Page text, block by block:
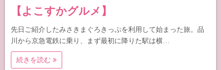
【よこすかグルメ】
先日ご紹介したみさきまぐろきっぷを利用して始まった旅。品
川から京急電鉄に乗り、まず最初に降りた駅は横…
続きを読む